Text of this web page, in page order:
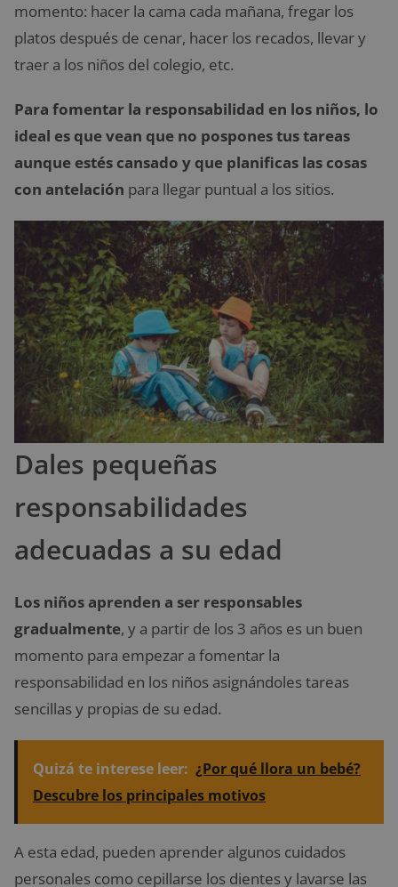
momento: hacer la cama cada mañana, fregar los
platos después de cenar, hacer los recados, llevar y
traer a los niños del colegio, etc.
Para fomentar la responsabilidad en los niños, lo
ideal es que vean que no pospones tus tareas
aunque estés cansado y que planificas las cosas
con antelación para llegar puntual a los sitios.
Dales pequeñas
responsabilidades
adecuadas a su edad
Los niños aprenden a ser responsables
gradualmente, y a partir de los 3 años es un buen
momento para empezar a fomentar la
responsabilidad en los niños asignándoles tareas
sencillas y propias de su edad.
Quizá te interese leer: ¿Por qué llora un bebé?
Descubre los principales motivos
A esta edad, pueden aprender algunos cuidados
personales como cepillarse los dientes y lavarse las